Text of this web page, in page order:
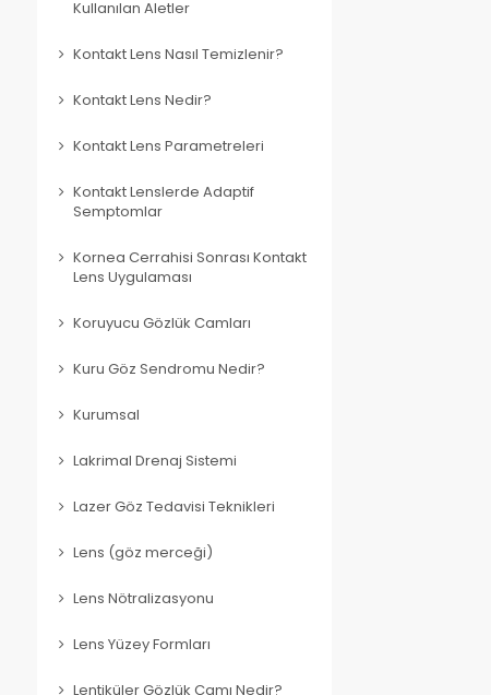
Kullanılan Aletler
Kontakt Lens Nasıl Temizlenir?
Kontakt Lens Nedir?
Kontakt Lens Parametreleri
Kontakt Lenslerde Adaptif
Semptomlar
Kornea Cerrahisi Sonrası Kontakt
Lens Uygulaması
Koruyucu Gözlük Camları
Kuru Göz Sendromu Nedir?
Kurumsal
Lakrimal Drenaj Sistemi
Lazer Göz Tedavisi Teknikleri
Lens (göz merceği)
Lens Nötralizasyonu
Lens Yüzey Formları
Lentiküler Gözlük Camı Nedir?